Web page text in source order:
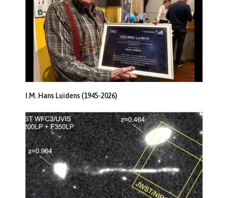
I.M. Hans Luidens (1945-2026)